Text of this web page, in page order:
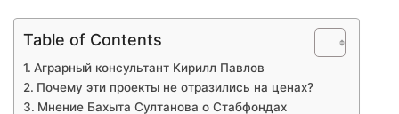
Table of Contents
Аграрный консультант Кирилл Павлов
Почему эти проекты не отразились на ценах?
Мнение Бахыта Султанова о Стабфондах